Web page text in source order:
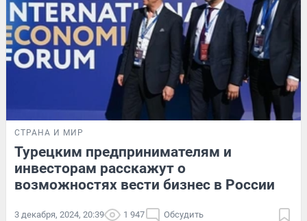
СТРАНА И МИР
Турецким предпринимателям и
инвесторам расскажут о
возможностях вести бизнес в России
3 декабря, 2024, 20:39 1 947 Обсудить